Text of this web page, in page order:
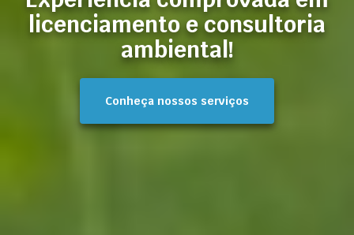
licenciamento e consultoria
ambiental!
Conheça nossos serviços